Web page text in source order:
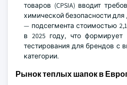
товаров (CPSIA) вводит
химической безопасности
— подсегмента стоимостью
в 2025 году, что формирует
тестирования для брендов с
категории.
Рынок теплых шапок в